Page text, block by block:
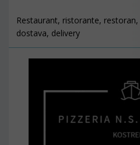
Restaurant, ristorante, restoran,
dostava, delivery